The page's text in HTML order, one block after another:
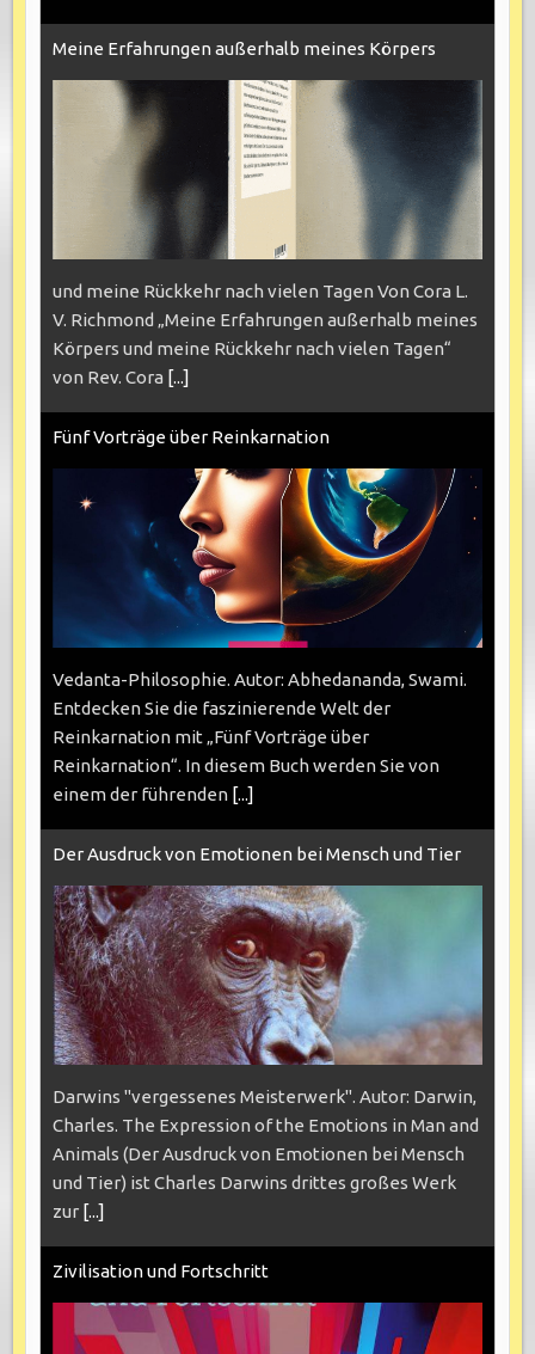
Meine Erfahrungen außerhalb meines Körpers
und meine Rückkehr nach vielen Tagen Von Cora L.
V. Richmond „Meine Erfahrungen außerhalb meines
Körpers und meine Rückkehr nach vielen Tagen“
von Rev. Cora [...]
Fünf Vorträge über Reinkarnation
Vedanta-Philosophie. Autor: Abhedananda, Swami.
Entdecken Sie die faszinierende Welt der
Reinkarnation mit „Fünf Vorträge über
Reinkarnation“. In diesem Buch werden Sie von
einem der führenden [...]
Der Ausdruck von Emotionen bei Mensch und Tier
Darwins "vergessenes Meisterwerk". Autor: Darwin,
Charles. The Expression of the Emotions in Man and
Animals (Der Ausdruck von Emotionen bei Mensch
und Tier) ist Charles Darwins drittes großes Werk
zur [...]
Zivilisation und Fortschritt